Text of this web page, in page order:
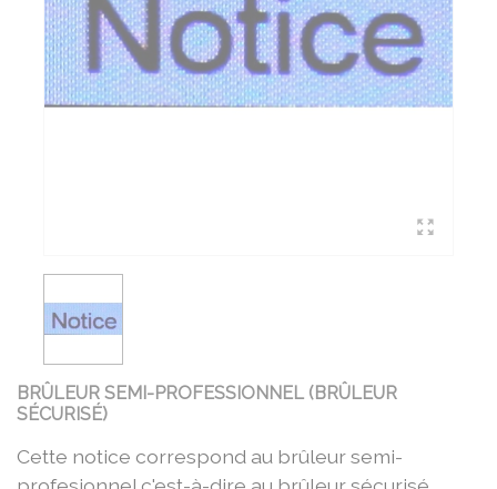
BRÛLEUR SEMI-PROFESSIONNEL (BRÛLEUR
SÉCURISÉ)
Cette notice correspond au brûleur semi-